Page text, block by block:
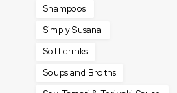
Shampoos
Simply Susana
Soft drinks
Soups and Broths